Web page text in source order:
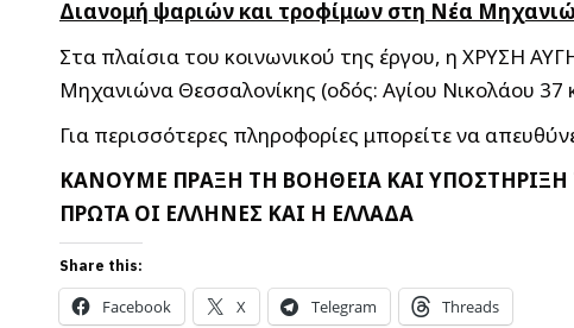
Διανομή ψαριών και τροφίμων στη Νέα
Στα πλαίσια του κοινωνικού της έργου, η ΧΡΥΣΗ
Μηχανιώνα Θεσσαλονίκης (οδός: Αγίου Νικολάου
Για περισσότερες πληροφορίες μπορείτε να
ΚΑΝΟΥΜΕ ΠΡΑΞΗ ΤΗ ΒΟΗΘΕΙΑ ΚΑΙ
ΠΡΩΤΑ ΟΙ ΕΛΛΗΝΕΣ ΚΑΙ Η ΕΛΛΑΔΑ
Share this:
Facebook X Telegram Threads